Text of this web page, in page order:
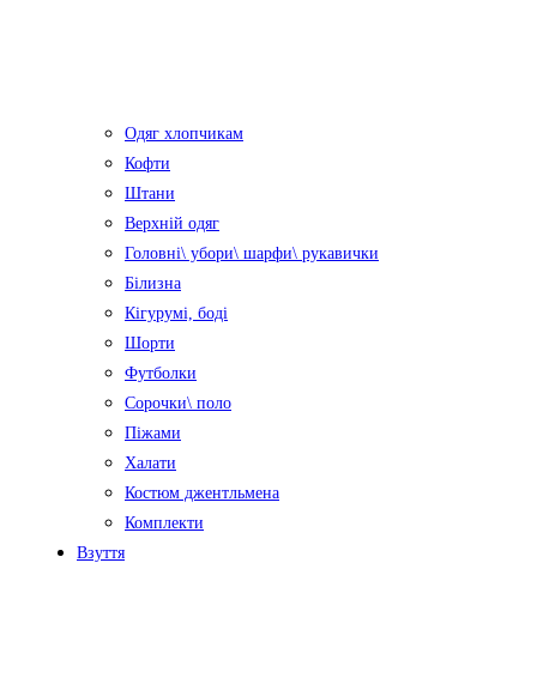
Одяг хлопчикам
Кофти
Штани
Верхній одяг
Головні\ убори\ шарфи\ рукавички
Білизна
Кігурумі, боді
Шорти
Футболки
Сорочки\ поло
Піжами
Халати
Костюм джентльмена
Комплекти
Взуття